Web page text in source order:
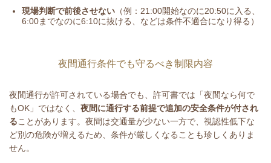
現場判断で前後させない （例：21:00開始なのに20:50に入る、
6:00までなのに6:10に抜ける、などは条件不適合になり得る）
夜間通行条件でも守るべき制限内容
夜間通行が許可されている場合でも、許可書では「夜間なら何で
もOK」ではなく、 夜間に通行する前提で追加の安全条件が付され
ることがあります。夜間は交通量が少ない一方で、視認性低下な
ど別の危険が増えるため、条件が厳しくなることも珍しくありま
せん。